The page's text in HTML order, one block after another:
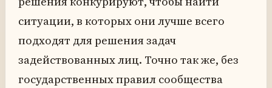
ситуации, в которых они лучше всего
подходят для решения задач
задействованных лиц. Точно так же, без
государственных правил сообщества